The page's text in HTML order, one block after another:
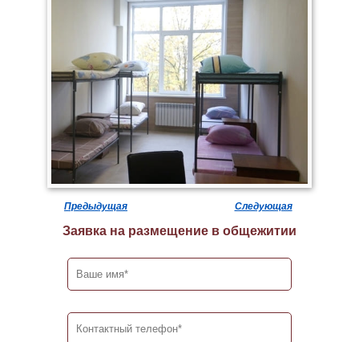
Предыдущая Следующая
Заявка на размещение в общежитии